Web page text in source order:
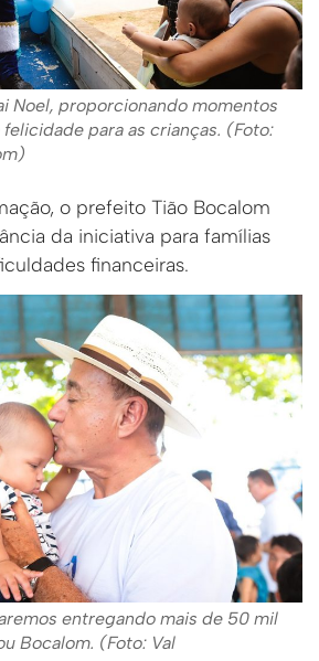
Noel, proporcionando momentos
para as crianças. (Foto:
o prefeito Tião Bocalom
da iniciativa para famílias
financeiras.
entregando mais de 50 mil
Bocalom. (Foto: Val